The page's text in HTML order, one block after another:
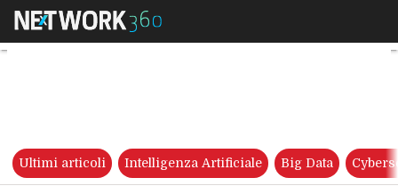
Macchine connesse: è il
Ultimi articoli Intelligenza Artificiale Big Data